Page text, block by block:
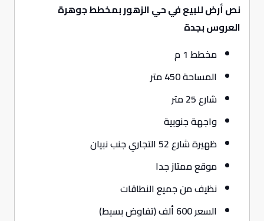
نص أرض للبيع في حي الزهور بمخطط جوهرة
العروس بجدة
مخطط 1 م
المساحة 450 متر
شارع 25 متر
واجهة جنوبية
ظهيرة شارع 52 التجاري جنب نبيان
موقع ممتاز جدا
نظيف من جميع النطاقات
السعر 600 ألف (تفاوض بسيط)